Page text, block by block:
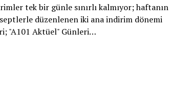
tek bir günle sınırlı kalmıyor; haftanın
düzenlenen iki ana indirim dönemi
"A101 Aktüel" Günleri…